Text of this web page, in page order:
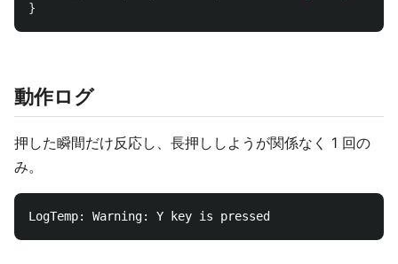
}
動作ログ
押した瞬間だけ反応し、長押ししようが関係なく 1 回の
み。